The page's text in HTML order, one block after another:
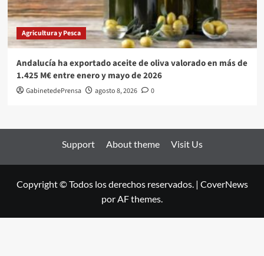
Agricultura y Pesca
Andalucía ha exportado aceite de oliva valorado en más de
1.425 M€ entre enero y mayo de 2026
GabinetedePrensa agosto 8, 2026 0
Support About theme Visit Us
Copyright © Todos los derechos reservados. | CoverNews
por AF themes.